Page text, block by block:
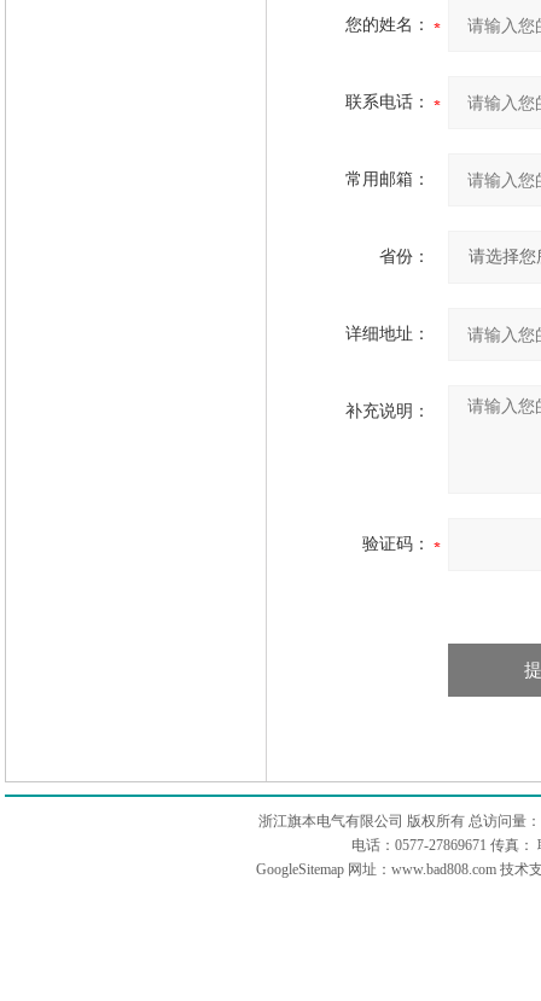
您的姓名：
联系电话：
常用邮箱：
省份：
详细地址：
补充说明：
验证码：
浙江旗本电气有限公司 版权所有 总访问量：
电话：0577-27869671 传真
GoogleSitemap 网址：www.bad808.com 技